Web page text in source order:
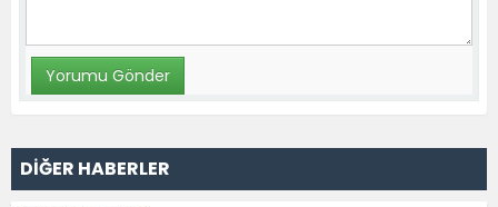
DİĞER HABERLER